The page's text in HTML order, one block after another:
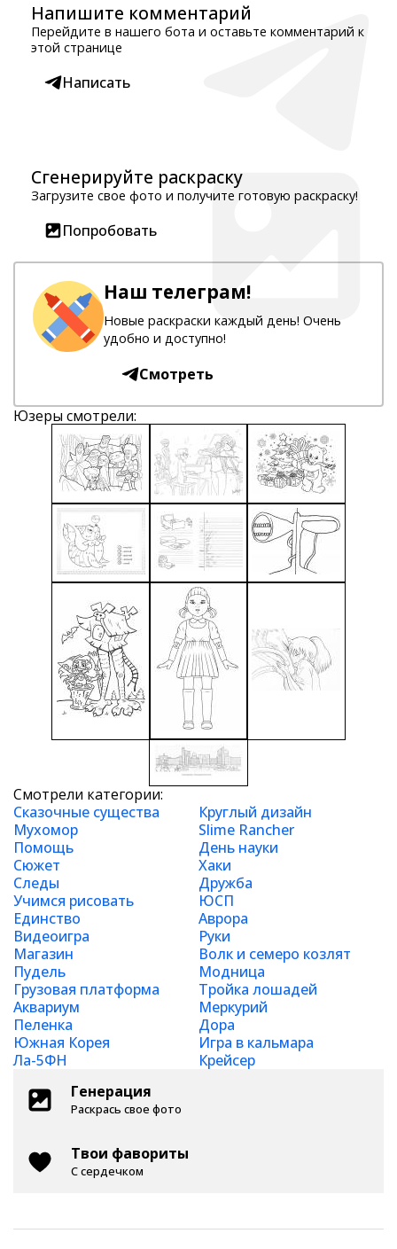
Напишите комментарий
Перейдите в нашего бота и оставьте комментарий к
этой странице
Написать
Сгенерируйте раскраску
Загрузите свое фото и получите готовую раскраску!
Попробовать
Наш телеграм!
Новые раскраски каждый день! Очень
удобно и доступно!
Смотреть
Юзеры смотрели:
Смотрели категории:
Сказочные существа
Круглый дизайн
Мухомор
Slime Rancher
Помощь
День науки
Сюжет
Хаки
Следы
Дружба
Учимся рисовать
ЮСП
Единство
Аврора
Видеоигра
Руки
Магазин
Волк и семеро козлят
Пудель
Модница
Грузовая платформа
Тройка лошадей
Аквариум
Меркурий
Пеленка
Дора
Южная Корея
Игра в кальмара
Ла-5ФН
Крейсер
Генерация
Раскрась свое фото
Твои фавориты
С сердечком